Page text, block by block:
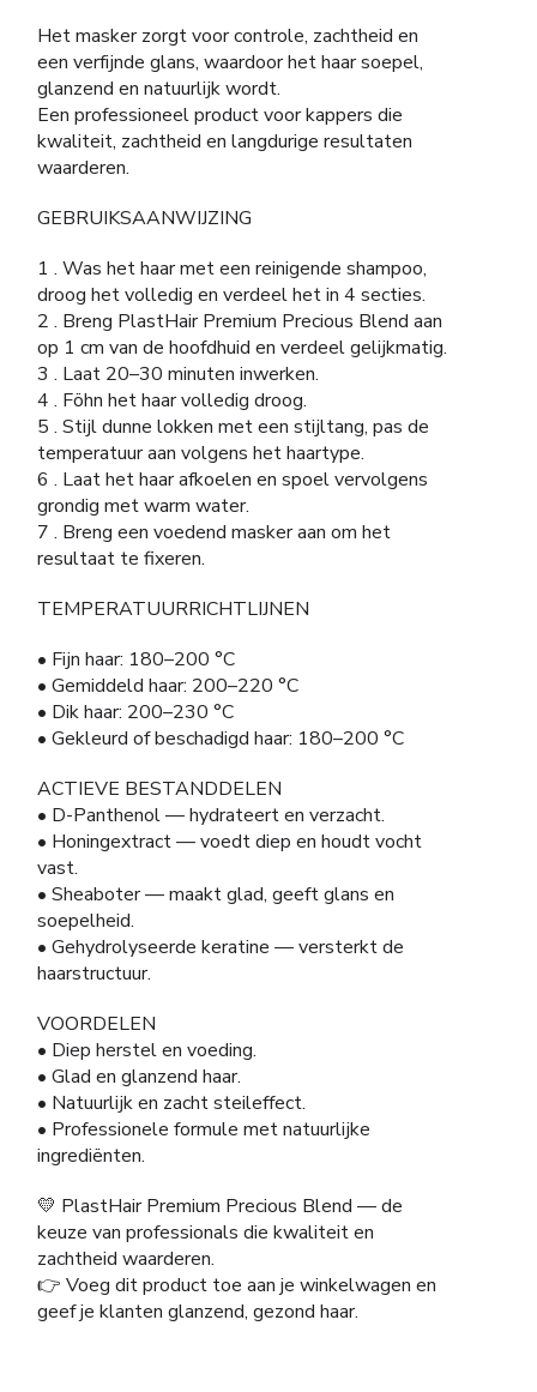
Het masker zorgt voor controle, zachtheid en
een verfijnde glans, waardoor het haar soepel,
glanzend en natuurlijk wordt.
Een professioneel product voor kappers die
kwaliteit, zachtheid en langdurige resultaten
waarderen.
GEBRUIKSAANWIJZING
1 . Was het haar met een reinigende shampoo,
droog het volledig en verdeel het in 4 secties.
2 . Breng PlastHair Premium Precious Blend aan
op 1 cm van de hoofdhuid en verdeel gelijkmatig.
3 . Laat 20–30 minuten inwerken.
4 . Föhn het haar volledig droog.
5 . Stijl dunne lokken met een stijltang, pas de
temperatuur aan volgens het haartype.
6 . Laat het haar afkoelen en spoel vervolgens
grondig met warm water.
7 . Breng een voedend masker aan om het
resultaat te fixeren.
TEMPERATUURRICHTLIJNEN
• Fijn haar: 180–200 °C
• Gemiddeld haar: 200–220 °C
• Dik haar: 200–230 °C
• Gekleurd of beschadigd haar: 180–200 °C
ACTIEVE BESTANDDELEN
• D-Panthenol — hydrateert en verzacht.
• Honingextract — voedt diep en houdt vocht
vast.
• Sheaboter — maakt glad, geeft glans en
soepelheid.
• Gehydrolyseerde keratine — versterkt de
haarstructuur.
VOORDELEN
• Diep herstel en voeding.
• Glad en glanzend haar.
• Natuurlijk en zacht steileffect.
• Professionele formule met natuurlijke
ingrediënten.
💛 PlastHair Premium Precious Blend — de
keuze van professionals die kwaliteit en
zachtheid waarderen.
👉 Voeg dit product toe aan je winkelwagen en
geef je klanten glanzend, gezond haar.